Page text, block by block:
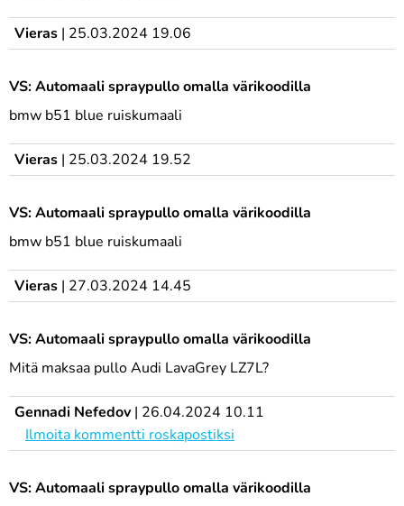
Vieras | 25.03.2024 19.06
VS: Automaali spraypullo omalla värikoodilla
bmw b51 blue ruiskumaali
Vieras | 25.03.2024 19.52
VS: Automaali spraypullo omalla värikoodilla
bmw b51 blue ruiskumaali
Vieras | 27.03.2024 14.45
VS: Automaali spraypullo omalla värikoodilla
Mitä maksaa pullo Audi LavaGrey LZ7L?
Gennadi Nefedov | 26.04.2024 10.11
Ilmoita kommentti roskapostiksi
VS: Automaali spraypullo omalla värikoodilla